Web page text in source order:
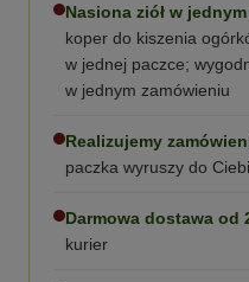
Nasiona ziół w
koper do kiszenia
w jednej paczce;
w jednym zamówieniu
Realizujemy
paczka wyruszy do
Darmowa dostawa od
kurier